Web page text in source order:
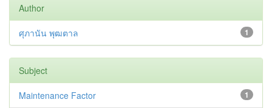
Author
1
ศุภานัน พุฒตาล
Subject
1
Maintenance Factor